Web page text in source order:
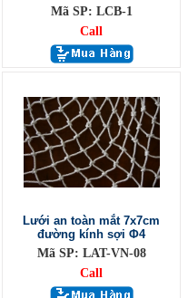
Mã SP: LCB-1
Call
Lưới an toàn mắt 7x7cm
đường kính sợi Φ4
Mã SP: LAT-VN-08
Call